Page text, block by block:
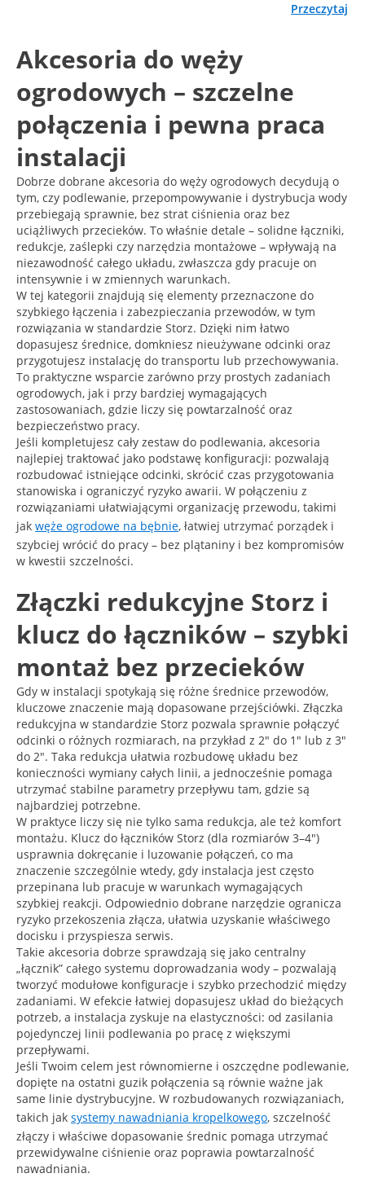
Przeczytaj
Akcesoria do węży
ogrodowych – szczelne
połączenia i pewna praca
instalacji
Dobrze dobrane akcesoria do węży ogrodowych decydują o
tym, czy podlewanie, przepompowywanie i dystrybucja wody
przebiegają sprawnie, bez strat ciśnienia oraz bez
uciążliwych przecieków. To właśnie detale – solidne łączniki,
redukcje, zaślepki czy narzędzia montażowe – wpływają na
niezawodność całego układu, zwłaszcza gdy pracuje on
intensywnie i w zmiennych warunkach.
W tej kategorii znajdują się elementy przeznaczone do
szybkiego łączenia i zabezpieczania przewodów, w tym
rozwiązania w standardzie Storz. Dzięki nim łatwo
dopasujesz średnice, domkniesz nieużywane odcinki oraz
przygotujesz instalację do transportu lub przechowywania.
To praktyczne wsparcie zarówno przy prostych zadaniach
ogrodowych, jak i przy bardziej wymagających
zastosowaniach, gdzie liczy się powtarzalność oraz
bezpieczeństwo pracy.
Jeśli kompletujesz cały zestaw do podlewania, akcesoria
najlepiej traktować jako podstawę konfiguracji: pozwalają
rozbudować istniejące odcinki, skrócić czas przygotowania
stanowiska i ograniczyć ryzyko awarii. W połączeniu z
rozwiązaniami ułatwiającymi organizację przewodu, takimi
jak węże ogrodowe na bębnie, łatwiej utrzymać porządek i
szybciej wrócić do pracy – bez plątaniny i bez kompromisów
w kwestii szczelności.
Złączki redukcyjne Storz i
klucz do łączników – szybki
montaż bez przecieków
Gdy w instalacji spotykają się różne średnice przewodów,
kluczowe znaczenie mają dopasowane przejściówki. Złączka
redukcyjna w standardzie Storz pozwala sprawnie połączyć
odcinki o różnych rozmiarach, na przykład z 2" do 1" lub z 3"
do 2". Taka redukcja ułatwia rozbudowę układu bez
konieczności wymiany całych linii, a jednocześnie pomaga
utrzymać stabilne parametry przepływu tam, gdzie są
najbardziej potrzebne.
W praktyce liczy się nie tylko sama redukcja, ale też komfort
montażu. Klucz do łączników Storz (dla rozmiarów 3–4")
usprawnia dokręcanie i luzowanie połączeń, co ma
znaczenie szczególnie wtedy, gdy instalacja jest często
przepinana lub pracuje w warunkach wymagających
szybkiej reakcji. Odpowiednio dobrane narzędzie ogranicza
ryzyko przekoszenia złącza, ułatwia uzyskanie właściwego
docisku i przyspiesza serwis.
Takie akcesoria dobrze sprawdzają się jako centralny
„łącznik” całego systemu doprowadzania wody – pozwalają
tworzyć modułowe konfiguracje i szybko przechodzić między
zadaniami. W efekcie łatwiej dopasujesz układ do bieżących
potrzeb, a instalacja zyskuje na elastyczności: od zasilania
pojedynczej linii podlewania po pracę z większymi
przepływami.
Jeśli Twoim celem jest równomierne i oszczędne podlewanie,
dopięte na ostatni guzik połączenia są równie ważne jak
same linie dystrybucyjne. W rozbudowanych rozwiązaniach,
takich jak systemy nawadniania kropelkowego, szczelność
złączy i właściwe dopasowanie średnic pomaga utrzymać
przewidywalne ciśnienie oraz poprawia powtarzalność
nawadniania.